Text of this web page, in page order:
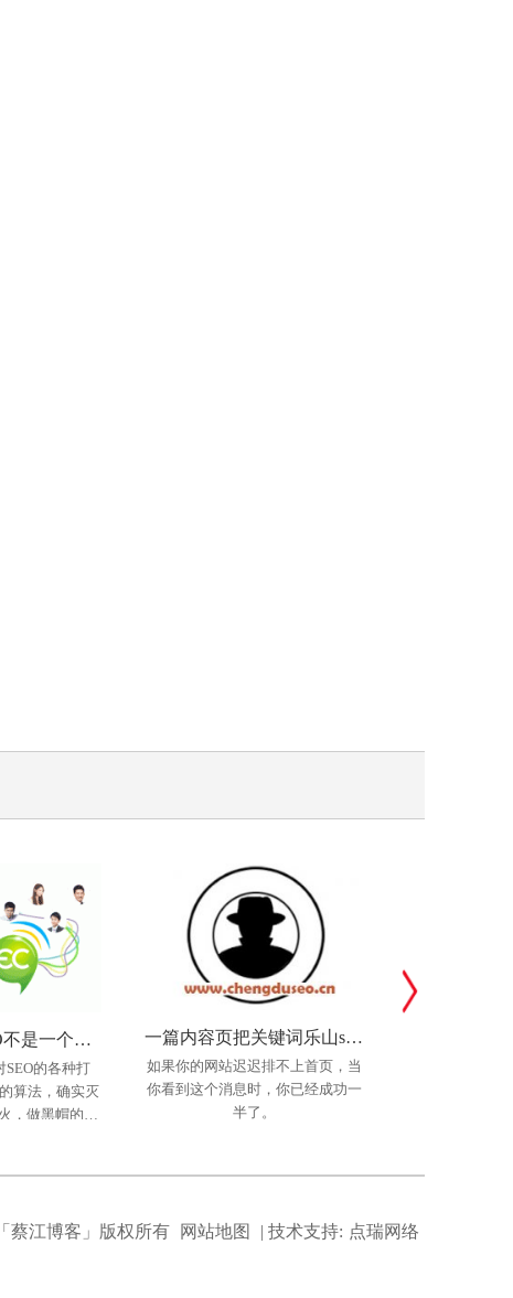
不懂产品的SEO不是一个好运营，SEO高手必修
SEO的各种打
算法，确实灭
，做黑帽的死
一篇内容页把关键词乐山seo优化排名到第一！！
如果你的网站迟迟排不上首页，当
你看到这个消息时，你已经成功一
半了。
上鼎文泰礼品定制关键词优化
来积累了丰富
对客户
未视创画(设计类)
合作伙伴建立生态链，提升市场综
蔡江博客」版权所有
网站地图 | 技术支持: 点瑞网络